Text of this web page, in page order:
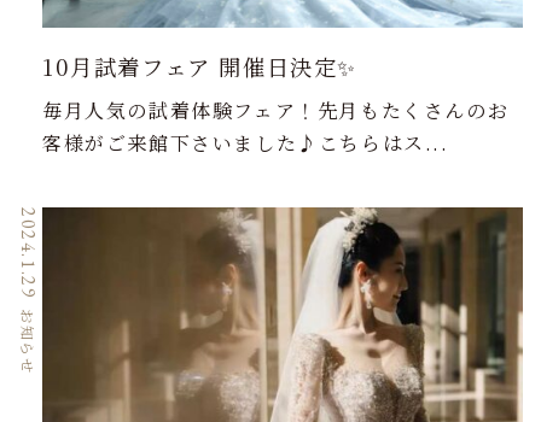
10月試着フェア 開催日決定✨
毎月人気の試着体験フェア！先月もたくさんのお
客様がご来館下さいました♪こちらはス...
2024.1.29
お知らせ